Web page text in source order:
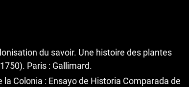
du savoir. Une histoire des plantes
Paris : Gallimard.
Colonia : Ensayo de Historia Comparada de